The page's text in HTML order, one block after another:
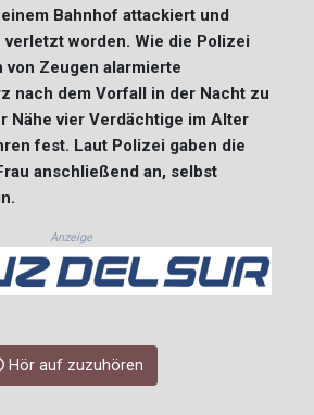
Bahnhof attackiert und
worden. Wie die Polizei
von Zeugen alarmierte
nach dem Vorfall in der Nacht zu
Nähe vier Verdächtige im Alter
fest. Laut Polizei gaben die
anschließend an, selbst
Anzeige
Hör auf zuzuhören